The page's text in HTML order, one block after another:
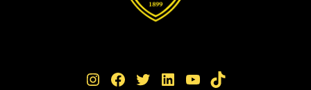
Instagram Facebook Twitter LinkedIn YouTube TikTok